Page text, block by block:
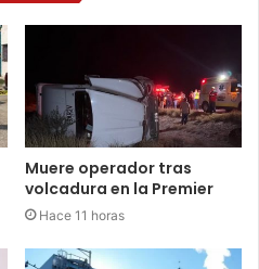
Muere operador tras
volcadura en la Premier
Hace 11 horas